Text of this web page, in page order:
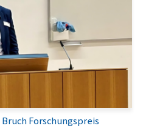
Forschungspreis